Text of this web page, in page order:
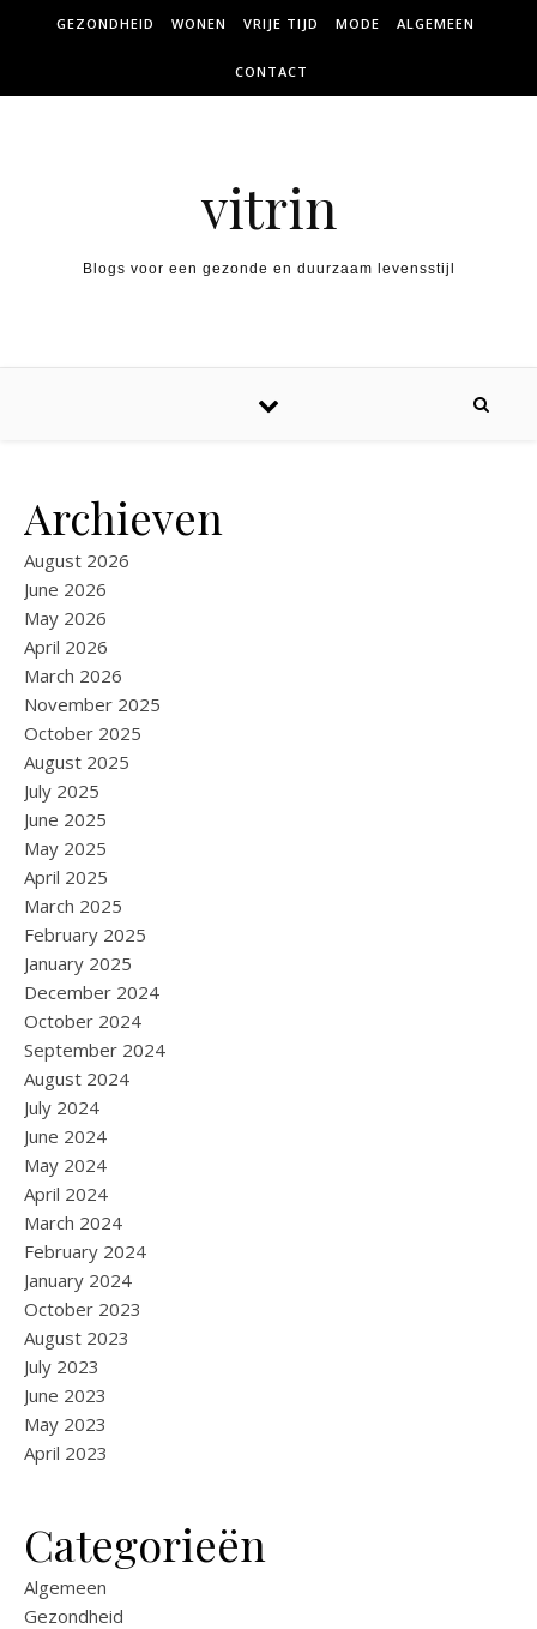
Skip to content
GEZONDHEID WONEN VRIJE TIJD MODE ALGEMEEN
CONTACT
vitrin
Blogs voor een gezonde en duurzaam levensstijl
Archieven
August 2026
June 2026
May 2026
April 2026
March 2026
November 2025
October 2025
August 2025
July 2025
June 2025
May 2025
April 2025
March 2025
February 2025
January 2025
December 2024
October 2024
September 2024
August 2024
July 2024
June 2024
May 2024
April 2024
March 2024
February 2024
January 2024
October 2023
August 2023
July 2023
June 2023
May 2023
April 2023
Categorieën
Algemeen
Gezondheid